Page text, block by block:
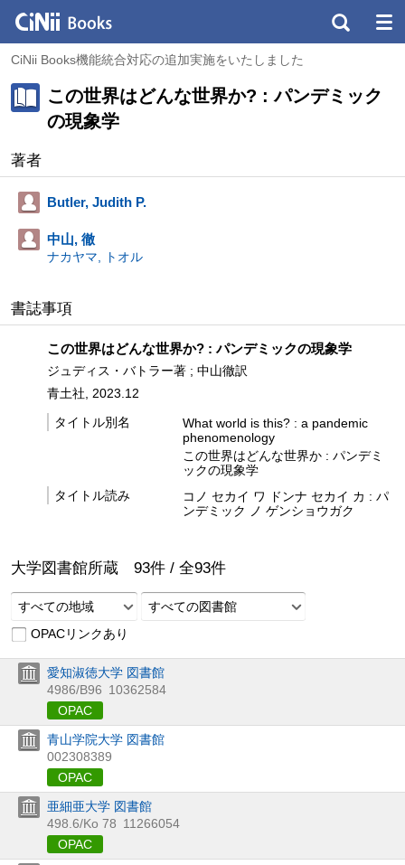
CiNii Books機能統合対応の追加実施をいたしました
この世界はどんな世界か? : パンデミック
の現象学
著者
Butler, Judith P.
中山, 徹
ナカヤマ, トオル
書誌事項
この世界はどんな世界か? : パンデミックの現象学
ジュディス・バトラー著 ; 中山徹訳
青土社, 2023.12
タイトル別名
What world is this? : a pandemic
phenomenology
この世界はどんな世界か : パンデミ
ックの現象学
タイトル読み
コノ セカイ ワ ドンナ セカイ カ : パ
ンデミック ノ ゲンショウガク
大学図書館所蔵 93件 / 全93件
すべての地域
すべての図書館
OPACリンクあり
愛知淑徳大学 図書館
4986/B96 10362584
OPAC
青山学院大学 図書館
002308389
OPAC
亜細亜大学 図書館
498.6/Ko 78 11266054
OPAC